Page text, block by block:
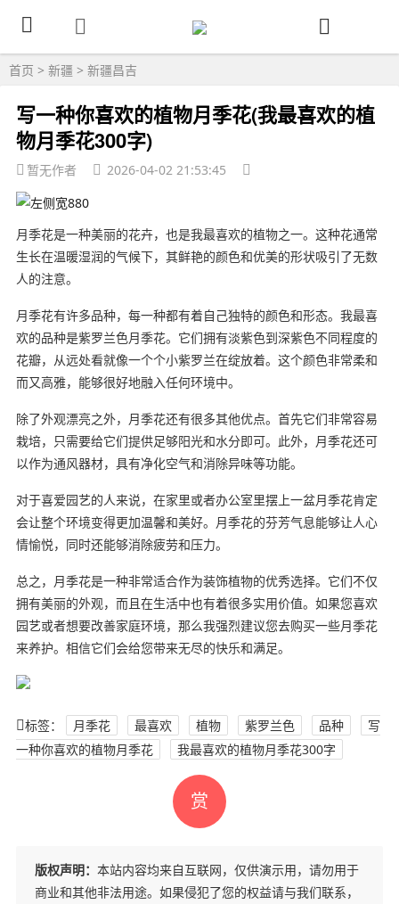
首页 > 新疆 > 新疆昌吉
写一种你喜欢的植物月季花(我最喜欢的植
物月季花300字)
暂无作者 2026-04-02 21:53:45
月季花是一种美丽的花卉，也是我最喜欢的植物之一。这种花通常
生长在温暖湿润的气候下，其鲜艳的颜色和优美的形状吸引了无数
人的注意。
月季花有许多品种，每一种都有着自己独特的颜色和形态。我最喜
欢的品种是紫罗兰色月季花。它们拥有淡紫色到深紫色不同程度的
花瓣，从远处看就像一个个小紫罗兰在绽放着。这个颜色非常柔和
而又高雅，能够很好地融入任何环境中。
除了外观漂亮之外，月季花还有很多其他优点。首先它们非常容易
栽培，只需要给它们提供足够阳光和水分即可。此外，月季花还可
以作为通风器材，具有净化空气和消除异味等功能。
对于喜爱园艺的人来说，在家里或者办公室里摆上一盆月季花肯定
会让整个环境变得更加温馨和美好。月季花的芬芳气息能够让人心
情愉悦，同时还能够消除疲劳和压力。
总之，月季花是一种非常适合作为装饰植物的优秀选择。它们不仅
拥有美丽的外观，而且在生活中也有着很多实用价值。如果您喜欢
园艺或者想要改善家庭环境，那么我强烈建议您去购买一些月季花
来养护。相信它们会给您带来无尽的快乐和满足。
标签： 月季花 最喜欢 植物 紫罗兰色 品种
写
一种你喜欢的植物月季花
我最喜欢的植物月季花300字
赏
版权声明： 本站内容均来自互联网，仅供演示用，请勿用于
商业和其他非法用途。如果侵犯了您的权益请与我们联系，